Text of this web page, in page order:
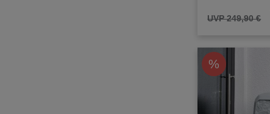
UVP 249,90 €
%